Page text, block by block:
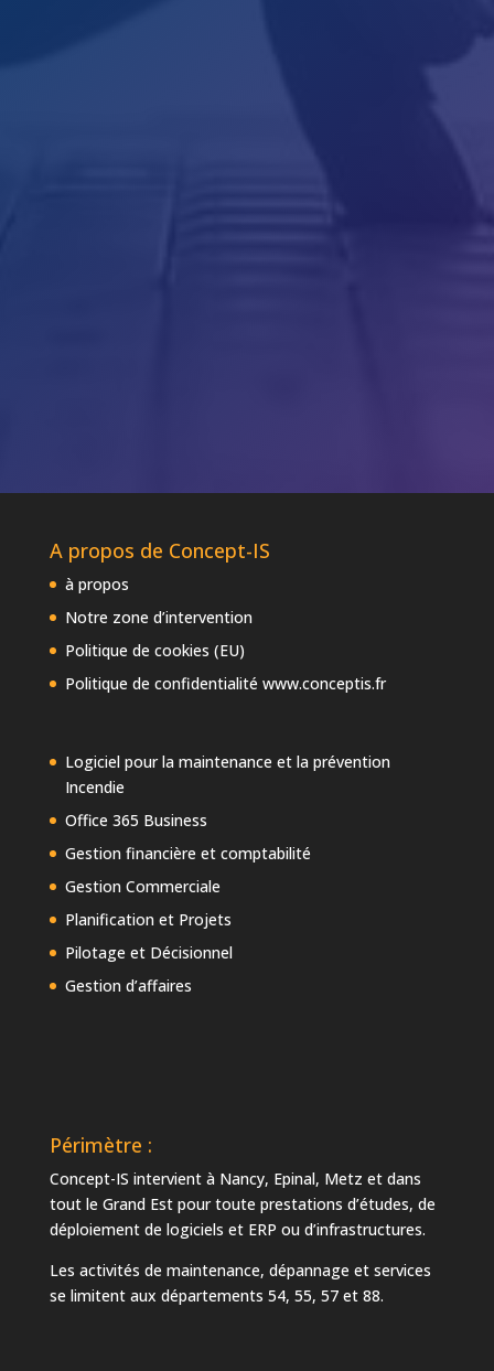
A propos de Concept-IS
à propos
Notre zone d’intervention
Politique de cookies (EU)
Politique de confidentialité www.conceptis.fr
Logiciel pour la maintenance et la prévention
Incendie
Office 365 Business
Gestion financière et comptabilité
Gestion Commerciale
Planification et Projets
Pilotage et Décisionnel
Gestion d’affaires
Périmètre :
Concept-IS intervient à Nancy, Epinal, Metz et dans
tout le Grand Est pour toute prestations d’études, de
déploiement de logiciels et ERP ou d’infrastructures.
Les activités de maintenance, dépannage et services
se limitent aux départements 54, 55, 57 et 88.